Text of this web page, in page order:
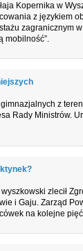
Kopernika w
z językiem
mobilność”.
z
Rady Ministrów.
zlecił
i Gaju. Zarząd
na kolejne